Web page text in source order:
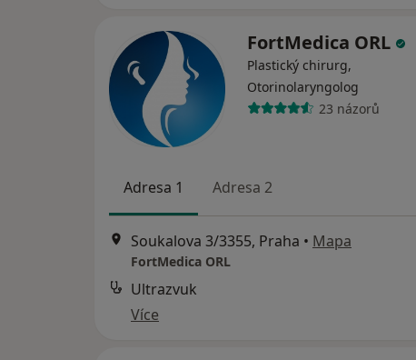
FortMedica ORL
Plastický chirurg,
Otorinolaryngolog
23 názorů
Adresa 1 Adresa 2
Soukalova 3/3355, Praha • Mapa
FortMedica ORL
Ultrazvuk
Více